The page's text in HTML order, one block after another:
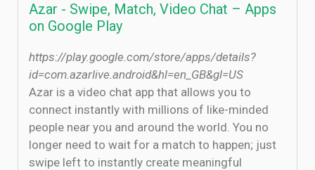
Azar - Swipe, Match, Video Chat – Apps
on Google Play
https://play.google.com/store/apps/details?
id=com.azarlive.android&hl=en_GB&gl=US
Azar is a video chat app that allows you to
connect instantly with millions of like-minded
people near you and around the world. You no
longer need to wait for a match to happen; just
swipe left to instantly create meaningful